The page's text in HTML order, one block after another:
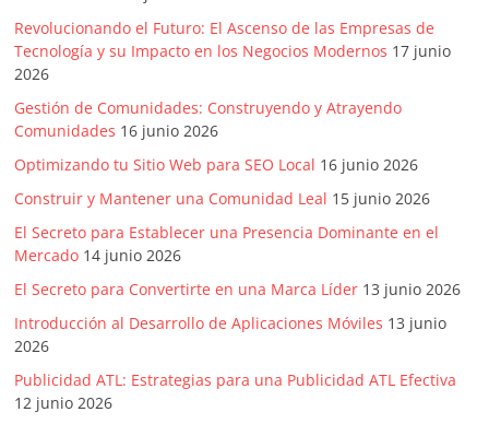
Revolucionando el Futuro: El Ascenso de las Empresas de
Tecnología y su Impacto en los Negocios Modernos 17 junio
2026
Gestión de Comunidades: Construyendo y Atrayendo
Comunidades 16 junio 2026
Optimizando tu Sitio Web para SEO Local 16 junio 2026
Construir y Mantener una Comunidad Leal 15 junio 2026
El Secreto para Establecer una Presencia Dominante en el
Mercado 14 junio 2026
El Secreto para Convertirte en una Marca Líder 13 junio 2026
Introducción al Desarrollo de Aplicaciones Móviles 13 junio
2026
Publicidad ATL: Estrategias para una Publicidad ATL Efectiva
12 junio 2026